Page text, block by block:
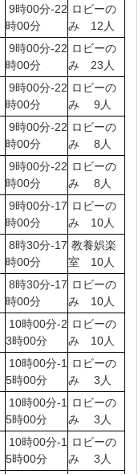
9時00分-22
時00分
ロビーの
み 12人
9時00分-22
時00分
ロビーの
み 23人
9時00分-22
時00分
ロビーの
み 9人
9時00分-22
時00分
ロビーの
み 8人
9時00分-22
時00分
ロビーの
み 8人
9時00分-17
時00分
ロビーの
み 10人
8時30分-17
時00分
教養娯楽
室 10人
8時30分-17
時00分
ロビーの
み 10人
10時00分-2
3時00分
ロビーの
み 10人
10時00分-1
5時00分
ロビーの
み 3人
10時00分-1
5時00分
ロビーの
み 3人
10時00分-1
5時00分
ロビーの
み 3人